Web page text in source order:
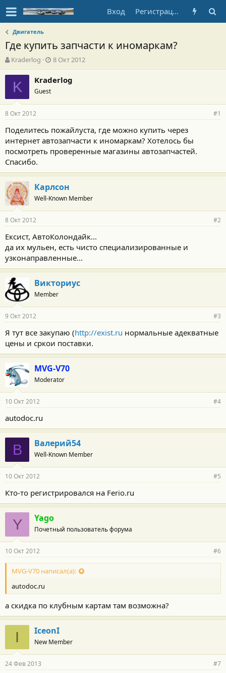
Вход Регистрация
Двигатель
Где купить запчасти к иномаркам?
А
в
т
т
е
м
ы
Kraderlog
Д
а
т
а
а
л
а
8 Окт 2012
K Kraderlog
Guest
8 Окт 2012 #1
Поделитесь пожайлуста, где можно купить через
интернет автозапчасти к иномаркам? Хотелось бы
посмотреть проверенные магазины автозапчастей.
Спасибо.
Карлсон
Well-Known Member
8 Окт 2012 #2
Ексист, АвтоКолондайк...
да их мульен, есть чисто специализированные и
узконаправленные...
Викториус
Member
9 Окт 2012 #3
Я тут все закупаю (http://exist.ru нормальные адекватные
цены и сркои поставки.
MVG-V70
Moderator
10 Окт 2012 #4
autodoc.ru
В Валерий54
Well-Known Member
10 Окт 2012 #5
Кто-то регистрировался на Ferio.ru
Y Yago
Почетный пользователь форума
10 Окт 2012 #6
MVG-V70 написал(а):
autodoc.ru
а скидка по клубным картам там возможна?
I IceonI
New Member
24 Фев 2013 #7